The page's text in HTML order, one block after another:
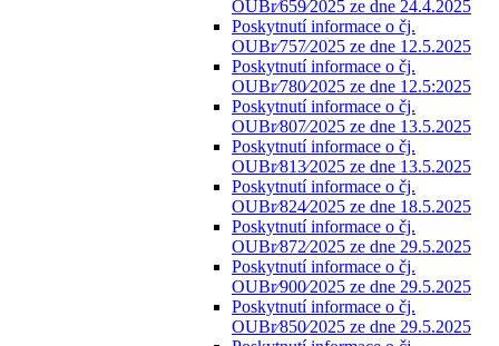
OUBr⁄659⁄2025 ze dne 24.4.2025
Poskytnutí informace o čj.
OUBr⁄757⁄2025 ze dne 12.5.2025
Poskytnutí informace o čj.
OUBr⁄780⁄2025 ze dne 12.5:2025
Poskytnutí informace o čj.
OUBr⁄807⁄2025 ze dne 13.5.2025
Poskytnutí informace o čj.
OUBr⁄813⁄2025 ze dne 13.5.2025
Poskytnutí informace o čj.
OUBr⁄824⁄2025 ze dne 18.5.2025
Poskytnutí informace o čj.
OUBr⁄872⁄2025 ze dne 29.5.2025
Poskytnutí informace o čj.
OUBr⁄900⁄2025 ze dne 29.5.2025
Poskytnutí informace o čj.
OUBr⁄850⁄2025 ze dne 29.5.2025